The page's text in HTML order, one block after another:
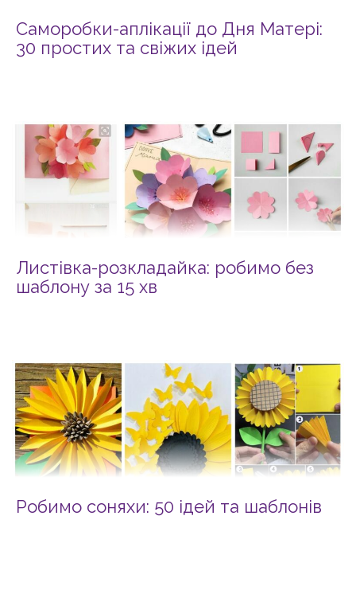
Саморобки-аплікації до Дня Матері:
30 простих та свіжих ідей
Листівка-розкладайка: робимо без
шаблону за 15 хв
Робимо соняхи: 50 ідей та шаблонів